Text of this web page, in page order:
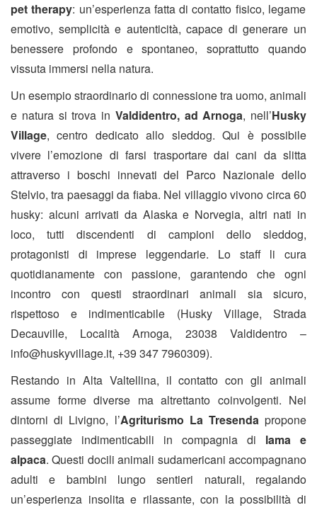
pet therapy: un’esperienza fatta di contatto fisico, legame
emotivo, semplicità e autenticità, capace di generare un
benessere profondo e spontaneo, soprattutto quando
vissuta immersi nella natura.
Un esempio straordinario di connessione tra uomo, animali
e natura si trova in Valdidentro, ad Arnoga, nell’Husky
Village, centro dedicato allo sleddog. Qui è possibile
vivere l’emozione di farsi trasportare dai cani da slitta
attraverso i boschi innevati del Parco Nazionale dello
Stelvio, tra paesaggi da fiaba. Nel villaggio vivono circa 60
husky: alcuni arrivati da Alaska e Norvegia, altri nati in
loco, tutti discendenti di campioni dello sleddog,
protagonisti di imprese leggendarie. Lo staff li cura
quotidianamente con passione, garantendo che ogni
incontro con questi straordinari animali sia sicuro,
rispettoso e indimenticabile (Husky Village, Strada
Decauville, Località Arnoga, 23038 Valdidentro –
info@huskyvillage.it, +39 347 7960309).
Restando in Alta Valtellina, il contatto con gli animali
assume forme diverse ma altrettanto coinvolgenti. Nei
dintorni di Livigno, l’Agriturismo La Tresenda propone
passeggiate indimenticabili in compagnia di lama e
alpaca. Questi docili animali sudamericani accompagnano
adulti e bambini lungo sentieri naturali, regalando
un’esperienza insolita e rilassante, con la possibilità di